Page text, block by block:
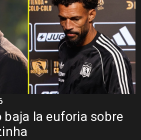
Presentación de
Colo: Fecha, Estadio